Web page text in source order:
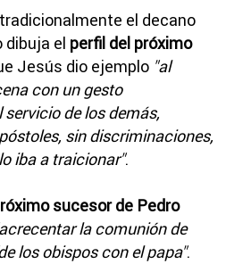
el decano
dibuja el perfil del próximo
Jesús dio ejemplo "al
con un gesto
de los demás,
sin discriminaciones,
iba a traicionar".
sucesor de Pedro
la comunión de
los obispos con el papa".